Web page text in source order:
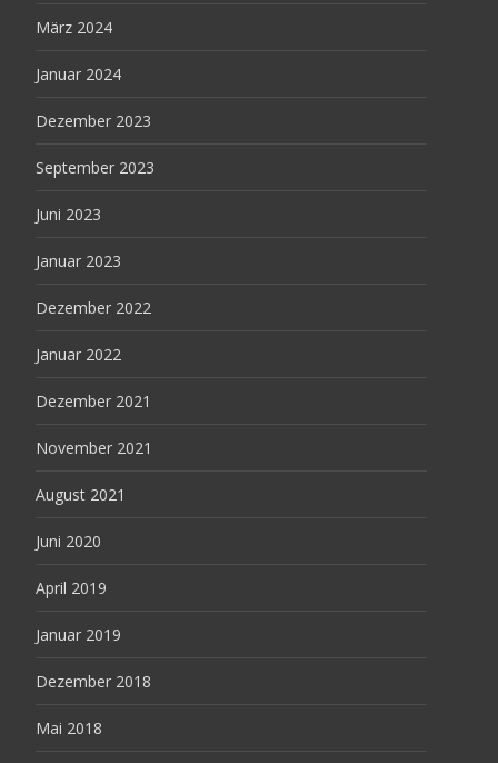
März 2024
Januar 2024
Dezember 2023
September 2023
Juni 2023
Januar 2023
Dezember 2022
Januar 2022
Dezember 2021
November 2021
August 2021
Juni 2020
April 2019
Januar 2019
Dezember 2018
Mai 2018